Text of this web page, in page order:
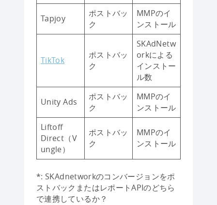
Tapjoy
ポストバッ
ク
MMPのイ
ンストール
TikTok
ポストバッ
ク
SKAdNetw
orkによる
インストー
ル数
Unity Ads
ポストバッ
ク
MMPのイ
ンストール
Liftoff
Direct（V
ungle）
ポストバッ
ク
MMPのイ
ンストール
*: SKAdnetworkのコンバージョンをポ
ストバックまたはレポートAPIのどちら
で連携しているか？